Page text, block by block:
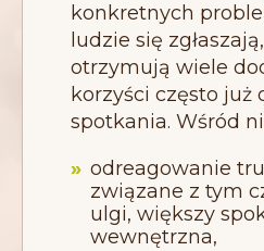
konkretnych
ludzie się
otrzymują wiele
korzyści często już
spotkania. Wśród
odreagowanie
związane z tym
ulgi, większy
wewnętrzna,